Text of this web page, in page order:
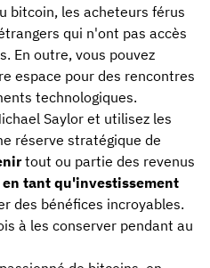
bitcoin, les acheteurs férus
qui n'ont pas accès
En outre, vous pouvez
espace pour des rencontres
technologiques.
Saylor et utilisez les
réserve stratégique de
tout ou partie des revenus
en tant qu'investissement
des bénéfices incroyables.
à les conserver pendant au